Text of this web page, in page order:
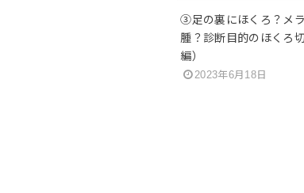
③足の裏にほくろ？メ
腫？診断目的のほくろ
編）
2023年6月18日